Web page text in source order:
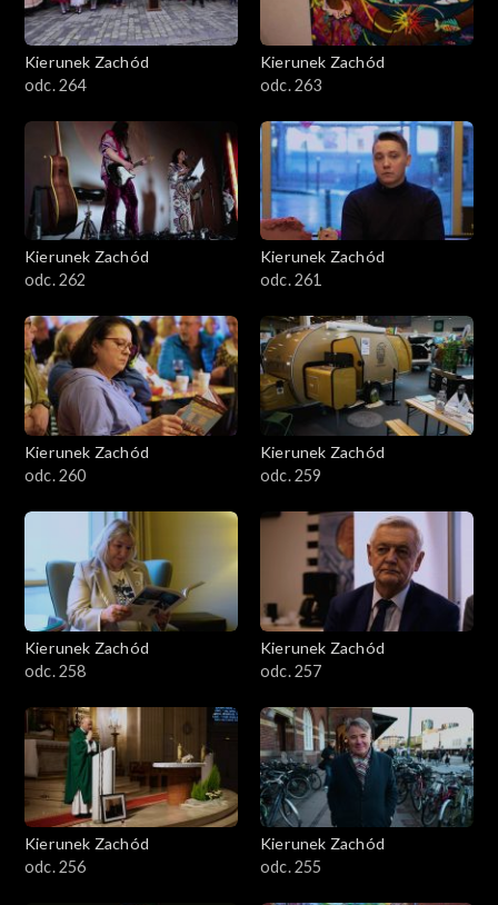
Kierunek Zachód
odc. 264
Kierunek Zachód
odc. 263
Kierunek Zachód
odc. 262
Kierunek Zachód
odc. 261
Kierunek Zachód
odc. 260
Kierunek Zachód
odc. 259
Kierunek Zachód
odc. 258
Kierunek Zachód
odc. 257
Kierunek Zachód
odc. 256
Kierunek Zachód
odc. 255